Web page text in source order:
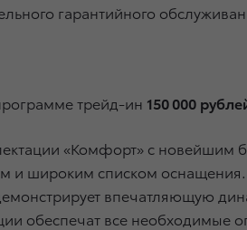
гарантийного
трейд-ин 150 000
«Комфорт» с новейшим
и широким списком оснащения.
впечатляющую
обеспечат все необходимые